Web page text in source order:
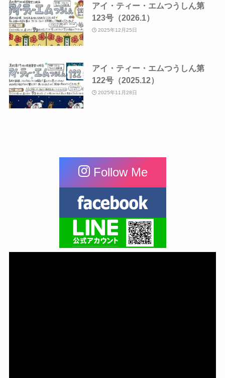
アイ・ティー・エムつうしん第
123号（2026.1）
2025年12月25日
アイ・ティー・エムつうしん第
122号（2025.12）
2025年11月28日
Follow Me